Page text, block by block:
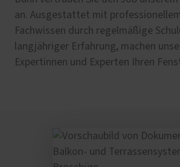
an. Ausgestattet mit
Fachwissen durch regelmäßige
langjähriger Erfahrung, machen
Expertinnen und Experten Ihren